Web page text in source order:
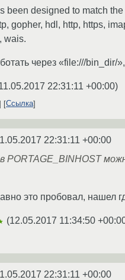
been designed to match
gopher, hdl, http, https,
wais.
через «file:///bin_dir/»,
22:31:11 +00:00)
Ссылка
22:31:11 +00:00
PORTAGE_BINHOST
это пробовал, нашел
(12.05.2017 11:34:50
22:31:11 +00:00